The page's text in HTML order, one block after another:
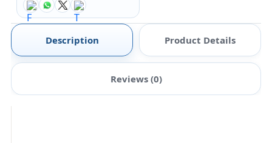
Description Product Details
Reviews (0)